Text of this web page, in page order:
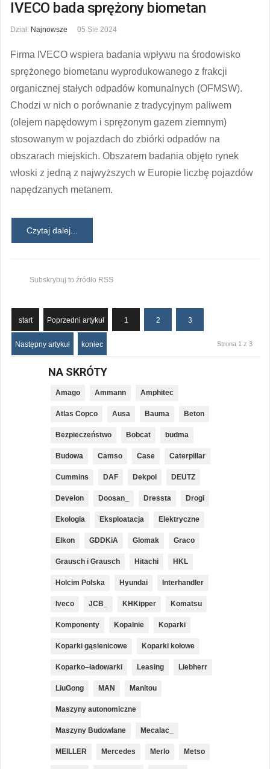
IVECO bada sprężony biometan
Dział: Najnowsze 05 Sie 2024
Firma IVECO wspiera badania wpływu na środowisko
sprężonego biometanu wyprodukowanego z frakcji
organicznej stałych odpadów komunalnych (OFMSW).
Chodzi w nich o porównanie z tradycyjnym paliwem
(olejem napędowym i sprężonym gazem ziemnym)
stosowanym w pojazdach do zbiórki odpadów na
obszarach miejskich. Obszarem badania objęto rynek
włoski z jedną z najwyższych w Europie liczbę pojazdów
napędzanych metanem.
Czytaj dalej...
Subskrybuj to źródło RSS
start Poprzedni artykuł 1 2 3
Następny artykuł koniec Strona 1 z 3
NA SKRÓTY
Amago Ammann Amphitec
Atlas Copco Ausa Bauma Beton
Bezpieczeństwo Bobcat budma
Budowa Camso Case Caterpillar
Cummins DAF Dekpol DEUTZ
Develon Doosan_ Dressta Drogi
Ekologia Eksploatacja Elektryczne
Elkon GDDKiA Glomak Graco
Grausch i Grausch Hitachi HKL
Holcim Polska Hyundai Interhandler
Iveco JCB_ KHKipper Komatsu
Komponenty Kopalnie Koparki
Koparki gąsienicowe Koparki kołowe
Koparko–ładowarki Leasing Liebherr
LiuGong MAN Manitou
Maszyny autonomiczne
Maszyny Budowlane Mecalac_
MEILLER Mercedes Merlo Metso